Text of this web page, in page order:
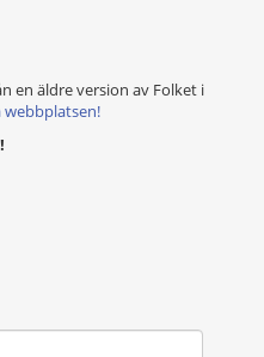
en äldre version av Folket i
webbplatsen!